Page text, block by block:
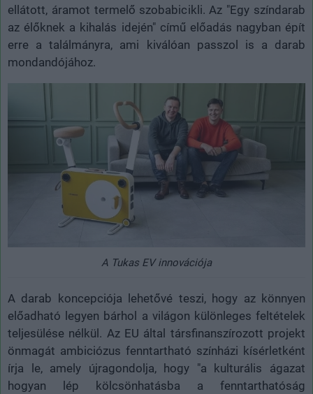
ellátott, áramot termelő szobabicikli. Az "Egy színdarab
az élőknek a kihalás idején" című előadás nagyban épít
erre a találmányra, ami kiválóan passzol is a darab
mondandójához.
A Tukas EV innovációja
A darab koncepciója lehetővé teszi, hogy az könnyen
előadható legyen bárhol a világon különleges feltételek
teljesülése nélkül. Az EU által társfinanszírozott projekt
önmagát ambiciózus fenntartható színházi kísérletként
írja le, amely újragondolja, hogy "a kulturális ágazat
hogyan lép kölcsönhatásba a fenntarthatóság